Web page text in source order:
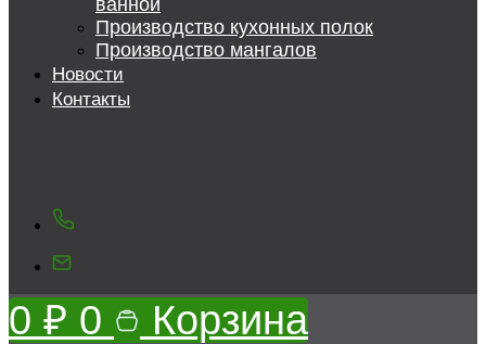
ванной
Производство кухонных полок
Производство мангалов
Новости
Контакты
0 ₽ 0 Корзина